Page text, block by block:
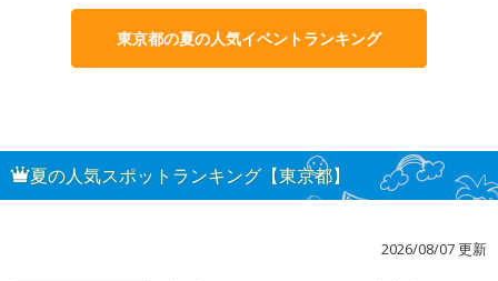
東京都の夏の人気イベントランキング
夏の人気スポットランキング【東京都】
2026/08/07 更新